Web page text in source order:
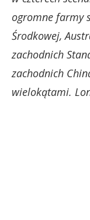
ogromne farmy
Środkowej,
zachodnich
zachodnich
wielokątami.